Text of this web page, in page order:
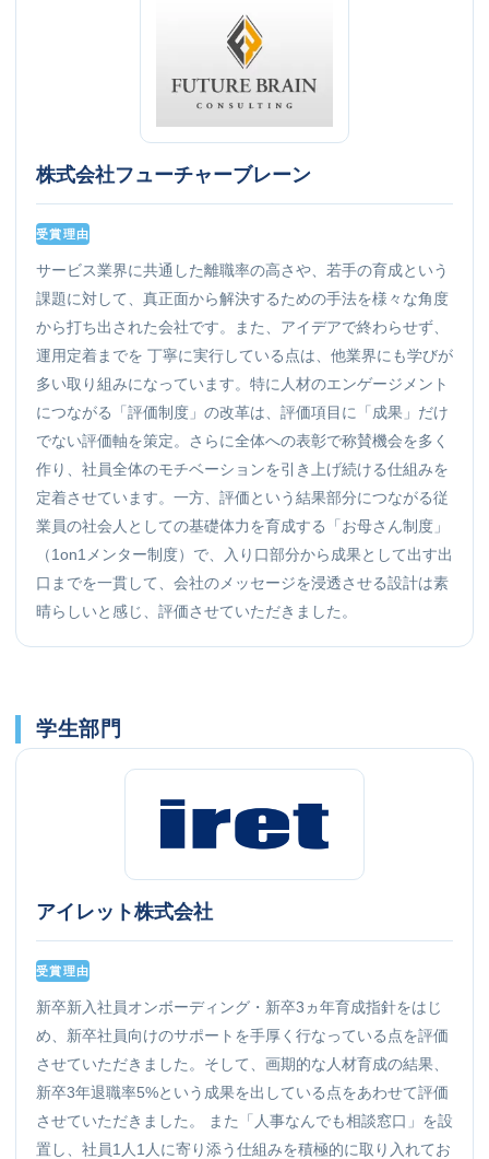
株式会社フューチャーブレーン
受賞理由
サービス業界に共通した離職率の高さや、若手の育成という
課題に対して、真正面から解決するための手法を様々な角度
から打ち出された会社です。また、アイデアで終わらせず、
運用定着までを 丁寧に実行している点は、他業界にも学びが
多い取り組みになっています。特に人材のエンゲージメント
につながる「評価制度」の改革は、評価項目に「成果」だけ
でない評価軸を策定。さらに全体への表彰で称賛機会を多く
作り、社員全体のモチベーションを引き上げ続ける仕組みを
定着させています。一方、評価という結果部分につながる従
業員の社会人としての基礎体力を育成する「お母さん制度」
（1on1メンター制度）で、入り口部分から成果として出す出
口までを一貫して、会社のメッセージを浸透させる設計は素
晴らしいと感じ、評価させていただきました。
学生部門
アイレット株式会社
受賞理由
新卒新入社員オンボーディング・新卒3ヵ年育成指針をはじ
め、新卒社員向けのサポートを手厚く行なっている点を評価
させていただきました。そして、画期的な人材育成の結果、
新卒3年退職率5%という成果を出している点をあわせて評価
させていただきました。 また「人事なんでも相談窓口」を設
置し、社員1人1人に寄り添う仕組みを積極的に取り入れてお